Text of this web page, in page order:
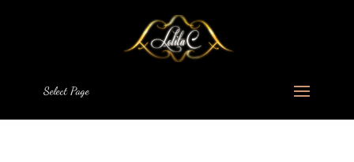
Select Page